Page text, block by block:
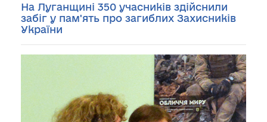
На Луганщині 350 учасників здійснили
забіг у пам'ять про загиблих Захисників
України